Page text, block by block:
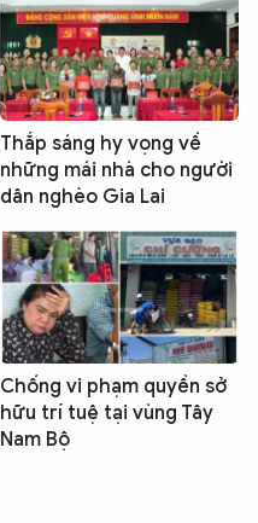
Thắp sáng hy vọng về
những mái nhà cho người
dân nghèo Gia Lai
Chống vi phạm quyền sở
hữu trí tuệ tại vùng Tây
Nam Bộ